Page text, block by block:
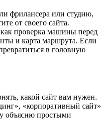
фрилансера или студию,
от своего сайта.
проверка машины перед
и карта маршрута. Если
в головную
какой сайт вам нужен.
«корпоративный сайт»
объясню простыми